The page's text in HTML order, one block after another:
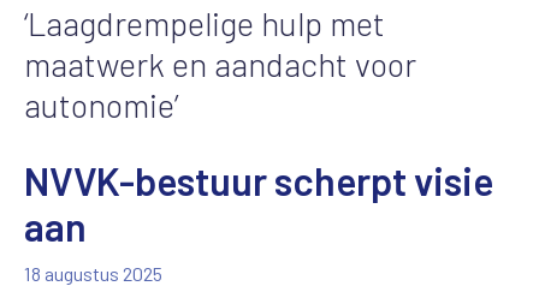
‘Laagdrempelige hulp met
maatwerk en aandacht voor
autonomie’
NVVK-bestuur scherpt visie
aan
18 augustus 2025